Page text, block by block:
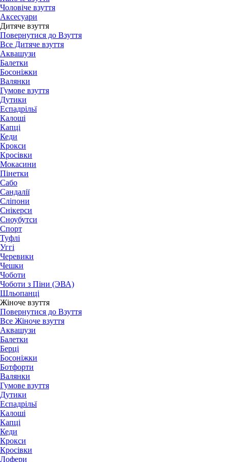
Чоловіче взуття
Аксесуари
Дитяче взуття
Повернутися до Взуття
Все Дитяче взуття
Аквашузи
Балетки
Босоніжки
Валянки
Гумове взуття
Дутики
Еспадрільї
Калоші
Капці
Кеди
Крокси
Кросівки
Мокасини
Пінетки
Сабо
Сандалії
Сліпони
Снікерси
Сноубутси
Спорт
Туфлі
Уггі
Черевики
Чешки
Чоботи
Чоботи з Піни (ЭВА)
Шльопанці
Жіноче взуття
Повернутися до Взуття
Все Жіноче взуття
Аквашузи
Балетки
Берці
Босоніжки
Ботфорти
Валянки
Гумове взуття
Дутики
Еспадрільї
Калоші
Капці
Кеди
Крокси
Кросівки
Лофери